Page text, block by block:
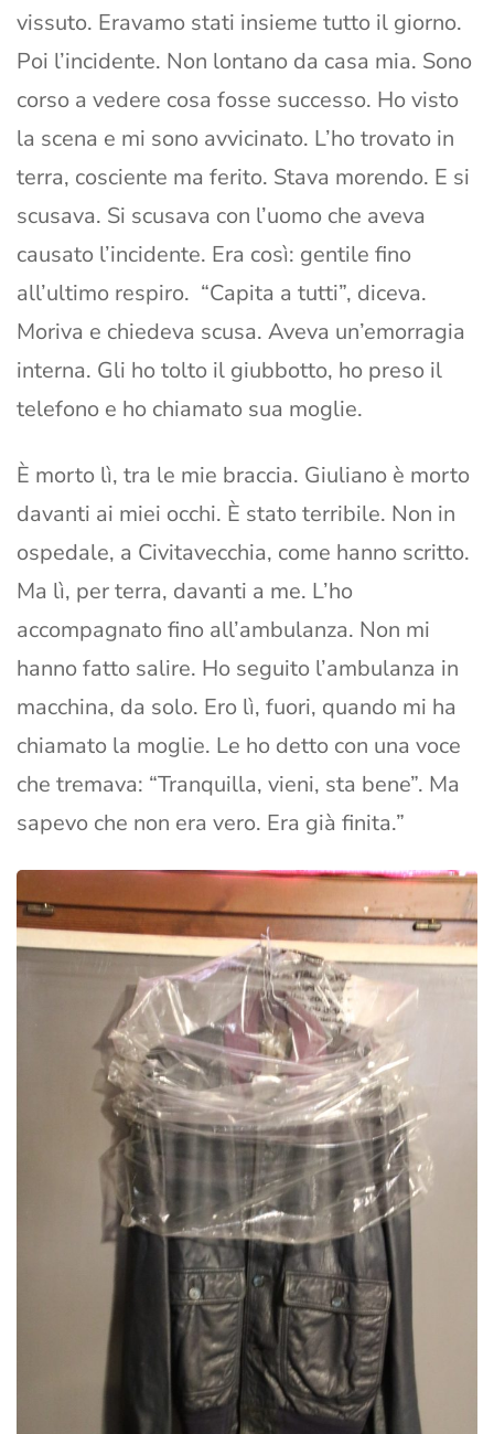
vissuto. Eravamo stati insieme tutto il giorno.
Poi l’incidente. Non lontano da casa mia. Sono
corso a vedere cosa fosse successo. Ho visto
la scena e mi sono avvicinato. L’ho trovato in
terra, cosciente ma ferito. Stava morendo. E si
scusava. Si scusava con l’uomo che aveva
causato l’incidente. Era così: gentile fino
all’ultimo respiro. “Capita a tutti”, diceva.
Moriva e chiedeva scusa. Aveva un’emorragia
interna. Gli ho tolto il giubbotto, ho preso il
telefono e ho chiamato sua moglie.
È morto lì, tra le mie braccia. Giuliano è morto
davanti ai miei occhi. È stato terribile. Non in
ospedale, a Civitavecchia, come hanno scritto.
Ma lì, per terra, davanti a me. L’ho
accompagnato fino all’ambulanza. Non mi
hanno fatto salire. Ho seguito l’ambulanza in
macchina, da solo. Ero lì, fuori, quando mi ha
chiamato la moglie. Le ho detto con una voce
che tremava: “Tranquilla, vieni, sta bene”. Ma
sapevo che non era vero. Era già finita.”